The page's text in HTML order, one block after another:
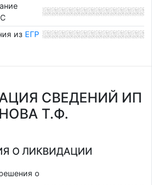
из ЕГР
СВЕДЕНИЙ ИП
Т.Ф.
О ЛИКВИДАЦИИ
о